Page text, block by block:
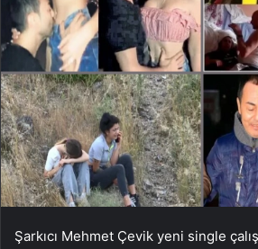
Şarkıcı Mehmet Çevik yeni single